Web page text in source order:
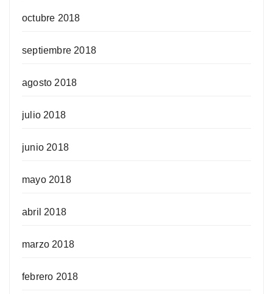
octubre 2018
septiembre 2018
agosto 2018
julio 2018
junio 2018
mayo 2018
abril 2018
marzo 2018
febrero 2018